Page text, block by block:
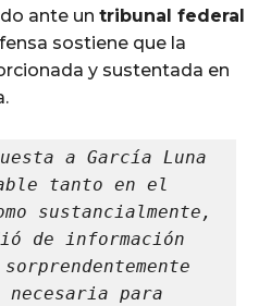
ante un tribunal federal
sostiene que la
y sustentada en
a García Luna
tanto en el
sustancialmente,
de información
necesaria para